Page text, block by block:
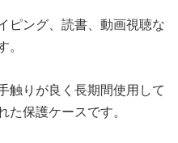
ピング、読書、動画視聴な
触りが良く長期間使用して
保護ケースです。